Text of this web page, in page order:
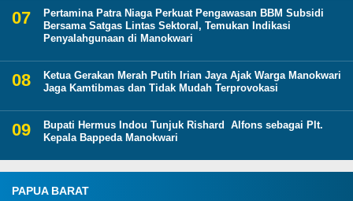
Pertamina Patra Niaga Perkuat Pengawasan BBM Subsidi
Bersama Satgas Lintas Sektoral, Temukan Indikasi
Penyalahgunaan di Manokwari
Ketua Gerakan Merah Putih Irian Jaya Ajak Warga Manokwari
Jaga Kamtibmas dan Tidak Mudah Terprovokasi
Bupati Hermus Indou Tunjuk Rishard Alfons sebagai Plt.
Kepala Bappeda Manokwari
PAPUA BARAT